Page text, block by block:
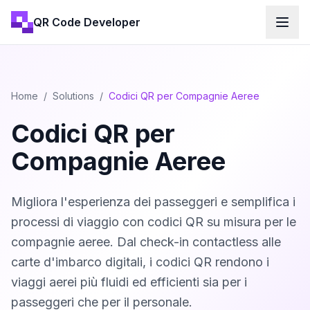
QR Code Developer
Home / Solutions / Codici QR per Compagnie Aeree
Codici QR per
Compagnie Aeree
Migliora l'esperienza dei passeggeri e semplifica i
processi di viaggio con codici QR su misura per le
compagnie aeree. Dal check-in contactless alle
carte d'imbarco digitali, i codici QR rendono i
viaggi aerei più fluidi ed efficienti sia per i
passeggeri che per il personale.